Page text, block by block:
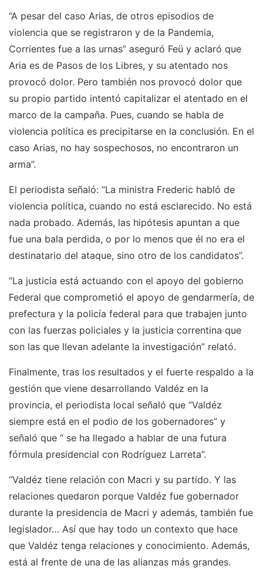
“A pesar del caso Arias, de otros episodios de
violencia que se registraron y de la Pandemia,
Corrientes fue a las urnas” aseguró Feü y aclaró que
Aria es de Pasos de los Libres, y su atentado nos
provocó dolor. Pero también nos provocó dolor que
su propio partido intentó capitalizar el atentado en el
marco de la campaña. Pues, cuando se habla de
violencia política es precipitarse en la conclusión. En el
caso Arias, no hay sospechosos, no encontraron un
arma”.
El periodista señaló: “La ministra Frederic habló de
violencia política, cuando no está esclarecido. No está
nada probado. Además, las hipótesis apuntan a que
fue una bala perdida, o por lo menos que él no era el
destinatario del ataque, sino otro de los candidatos”.
“La justicia está actuando con el apoyo del gobierno
Federal que comprometió el apoyo de gendarmería, de
prefectura y la policía federal para que trabajen junto
con las fuerzas policiales y la justicia correntina que
son las que llevan adelante la investigación” relató.
Finalmente, tras los resultados y el fuerte respaldo a la
gestión que viene desarrollando Valdéz en la
provincia, el periodista local señaló que “Valdéz
siempre está en el podio de los gobernadores” y
señaló que “ se ha llegado a hablar de una futura
fórmula presidencial con Rodríguez Larreta”.
“Valdéz tiene relación con Macri y su partido. Y las
relaciones quedaron porque Valdéz fue gobernador
durante la presidencia de Macri y además, también fue
legislador… Así que hay todo un contexto que hace
que Valdéz tenga relaciones y conocimiento. Además,
está al frente de una de las alianzas más grandes.